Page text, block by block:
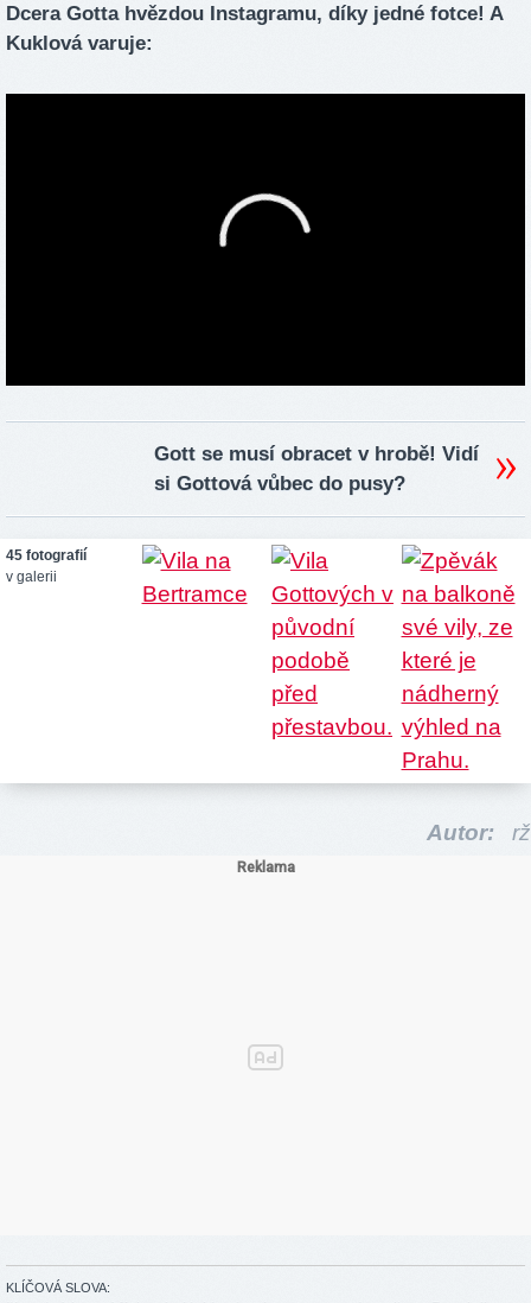
Dcera Gotta hvězdou Instagramu, díky jedné fotce! A
Kuklová varuje:
Gott se musí obracet v hrobě! Vidí
si Gottová vůbec do pusy?
45 fotografií
v galerii
Autor: rž
KLÍČOVÁ SLOVA: